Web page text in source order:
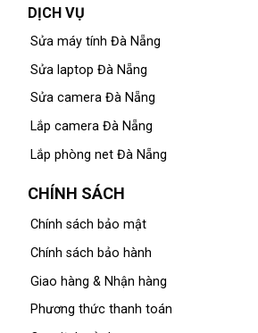
DỊCH VỤ
Sửa máy tính Đà Nẵng
Sửa laptop Đà Nẵng
Sửa camera Đà Nẵng
Lắp camera Đà Nẵng
Lắp phòng net Đà Nẵng
CHÍNH SÁCH
Chính sách bảo mật
Chính sách bảo hành
Giao hàng & Nhận hàng
Phương thức thanh toán